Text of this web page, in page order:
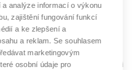
a periodické modulace teplotních
na tepelný transport,
a přechody mezi různými
přímé srovnání s DNS
celách prováděnými zahraničními
analýze informací o výkonu
zajištění fungování funkcí
a ke zlepšení a
a reklam. Se souhlasem
marketingovým
osobní údaje pro